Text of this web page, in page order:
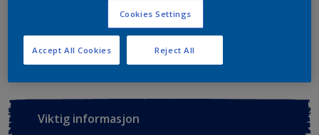
Lagre i dine prosjekter Finn en forhandler
Viktig informasjon
Cookies Settings
Reject All
Accept All Cookies